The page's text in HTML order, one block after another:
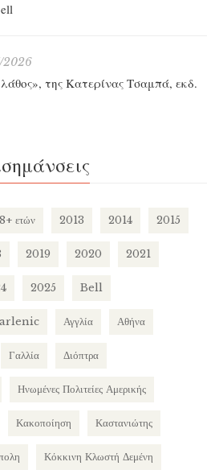
2026
της Κατερίνας Τσαμπά, εκδ.
8+ ετών 2013 2014 2015
2019 2020 2021
2025 Bell
Αγγλία Αθήνα
Γαλλία Διόπτρα
Ηνωμένες Πολιτείες Αμερικής
Κακοποίηση Καστανιώτης
Κόκκινη Κλωστή Δεμένη